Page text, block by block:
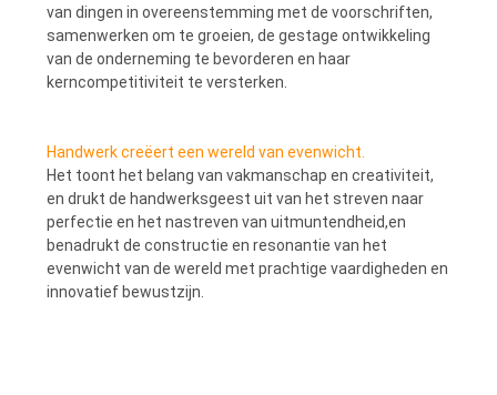
van dingen in overeenstemming met de voorschriften,
samenwerken om te groeien, de gestage ontwikkeling
van de onderneming te bevorderen en haar
kerncompetitiviteit te versterken.
Handwerk creëert een wereld van evenwicht.
Het toont het belang van vakmanschap en creativiteit,
en drukt de handwerksgeest uit van het streven naar
perfectie en het nastreven van uitmuntendheid,en
benadrukt de constructie en resonantie van het
evenwicht van de wereld met prachtige vaardigheden en
innovatief bewustzijn.